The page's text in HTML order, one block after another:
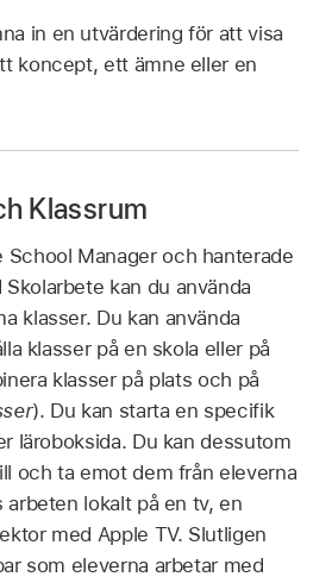
in en utvärdering för att visa
koncept, ett ämne eller en
Klassrum
School Manager och hanterade
kan du använda
klasser. Du kan använda
klasser på en skola eller på
klasser på plats och på
). Du kan starta en specifik
läroboksida. Du kan dessutom
och ta emot dem från eleverna
arbeten lokalt på en tv, en
med Apple TV. Slutligen
som eleverna arbetar med